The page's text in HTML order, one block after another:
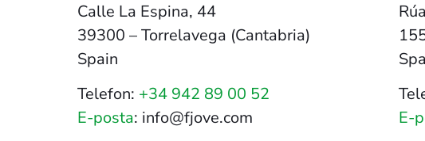
Calle La Espina, 44
39300 – Torrelavega (Cantabria)
Spain
Telefon: +34 942 89 00 52
E-posta: info@fjove.com
E-